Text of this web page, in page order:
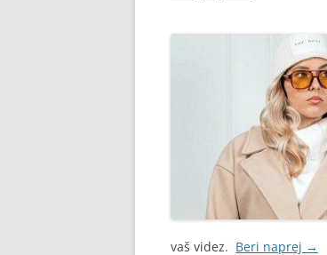
vaš videz. Beri naprej →